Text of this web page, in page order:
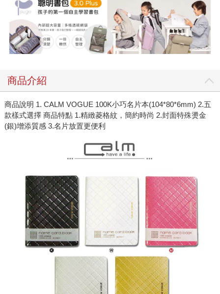
商品介紹
商品說明 1. CALM VOGUE 100K小巧名片本(104*80*6mm) 2.五
款樣式選擇 商品特點 1.精緻菱格紋，簡約時尚 2.封面特殊燙金
(銀)增添質感 3.名片放置更便利